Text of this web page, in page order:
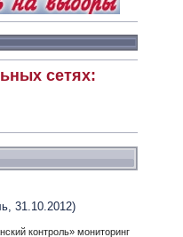
сетях:
31.10.2012)
контроль» мониторинг